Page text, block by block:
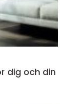
dig och din